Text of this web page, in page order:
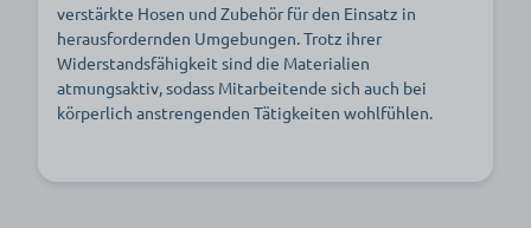
verstärkte Hosen und Zubehör für den Einsatz in
herausfordernden Umgebungen. Trotz ihrer
Widerstandsfähigkeit sind die Materialien
atmungsaktiv, sodass Mitarbeitende sich auch bei
körperlich anstrengenden Tätigkeiten wohlfühlen.